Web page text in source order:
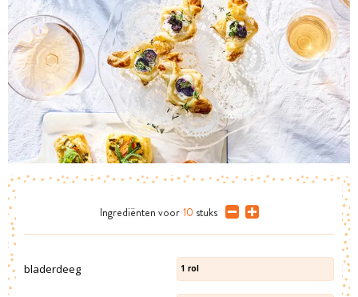
Ingrediënten voor 10 stuks
bladerdeeg 1 rol